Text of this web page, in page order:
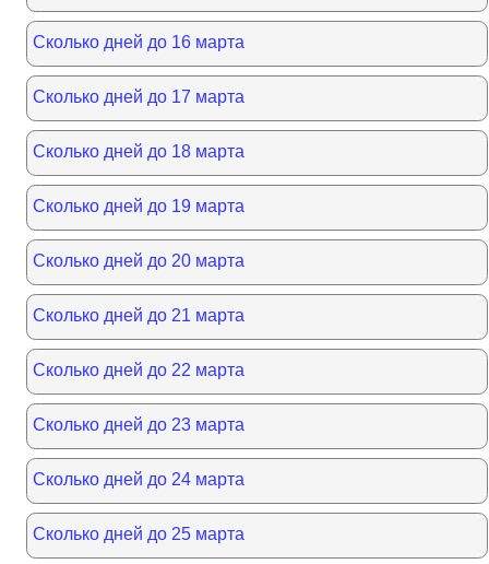
Сколько дней до 16 марта
Сколько дней до 17 марта
Сколько дней до 18 марта
Сколько дней до 19 марта
Сколько дней до 20 марта
Сколько дней до 21 марта
Сколько дней до 22 марта
Сколько дней до 23 марта
Сколько дней до 24 марта
Сколько дней до 25 марта